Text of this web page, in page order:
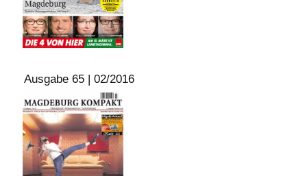
Ausgabe 65 | 02/2016